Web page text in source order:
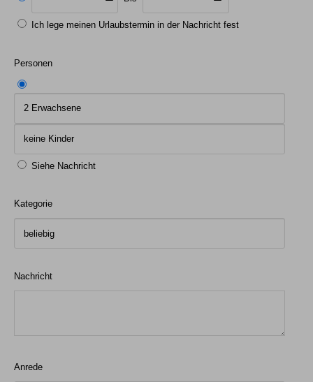
Ich lege meinen Urlaubstermin in der Nachricht fest
Personen
Siehe Nachricht
Kategorie
Nachricht
Anrede